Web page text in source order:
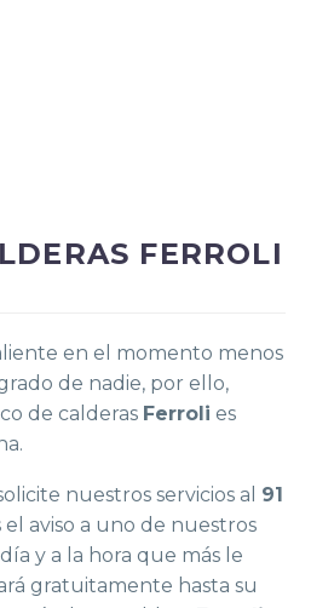
FERROLI
en el momento menos
de nadie, por ello,
de calderas Ferroli es
nuestros servicios al 91
el aviso a uno de nuestros
y a la hora que más le
gratuitamente hasta su